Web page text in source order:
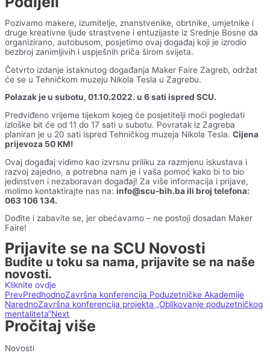
Pozivamo makere, izumitelje, znanstvenike, obrtnike, umjetnike i
druge kreativne ljude strastvene i entuzijaste iz Srednje Bosne da
organizirano, autobusom, posjetimo ovaj događaj koji je izrodio
bezbroj zanimljivih i uspješnih priča širom svijeta.
Četvrto izdanje istaknutog događanja Maker Faire Zagreb, održat
će se u Tehničkom muzeju Nikola Tesla u Zagrebu.
Polazak je u subotu, 01.10.2022. u 6 sati ispred SCU.
Predviđeno vrijeme tijekom kojeg će posjetitelji moći pogledati
izloške bit će od 11 do 17 sati u subotu. Povratak iz Zagreba
planiran je u 20 sati ispred Tehničkog muzeja Nikola Tesla. Cijena
prijevoza 50 KM!
Ovaj događaj vidimo kao izvrsnu priliku za razmjenu iskustava i
razvoj zajedno, a potrebna nam je i vaša pomoć kako bi to bio
jedinstven i nezaboravan događaj! Za više informacija i prijave,
molimo kontaktirajte nas na: info@scu-bih.ba ili broj telefona:
063 106 134.
Dođite i zabavite se, jer obećavamo – ne postoji dosadan Maker
Faire!
Prijavite se na SCU Novosti
Budite u toku sa nama, prijavite se na naše
novosti.
Kliknite ovdje
PrevPredhodnoZavršna konferencija Poduzetničke Akademije
NarednoZavršna konferencija projekta „Oblikovanje poduzetničkog
mentaliteta“Next
Pročitaj više
Novosti